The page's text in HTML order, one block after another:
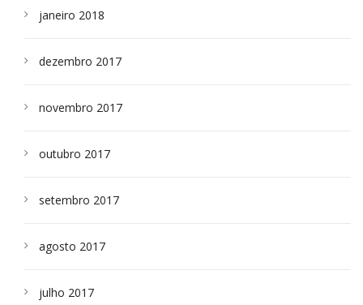
janeiro 2018
dezembro 2017
novembro 2017
outubro 2017
setembro 2017
agosto 2017
julho 2017